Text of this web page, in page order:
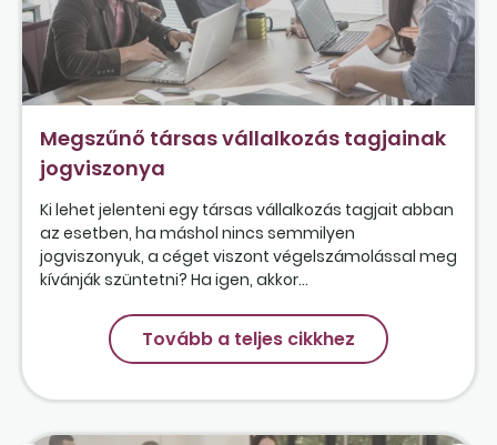
Megszűnő társas vállalkozás tagjainak
jogviszonya
Ki lehet jelenteni egy társas vállalkozás tagjait abban
az esetben, ha máshol nincs semmilyen
jogviszonyuk, a céget viszont végelszámolással meg
kívánják szüntetni? Ha igen, akkor...
Tovább a teljes cikkhez